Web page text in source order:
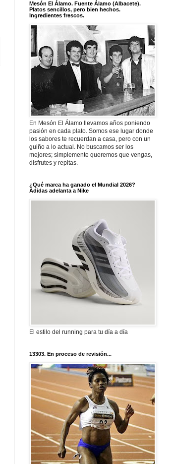
Mesón El Álamo. Fuente Álamo (Albacete).
Platos sencillos, pero bien hechos.
Ingredientes frescos.
En Mesón El Álamo llevamos años poniendo
pasión en cada plato. Somos ese lugar donde
los sabores te recuerdan a casa, pero con un
guiño a lo actual. No buscamos ser los
mejores; simplemente queremos que vengas,
disfrutes y repitas.
¿Qué marca ha ganado el Mundial 2026?
Adidas adelanta a Nike
El estilo del running para tu día a día
13303. En proceso de revisión...